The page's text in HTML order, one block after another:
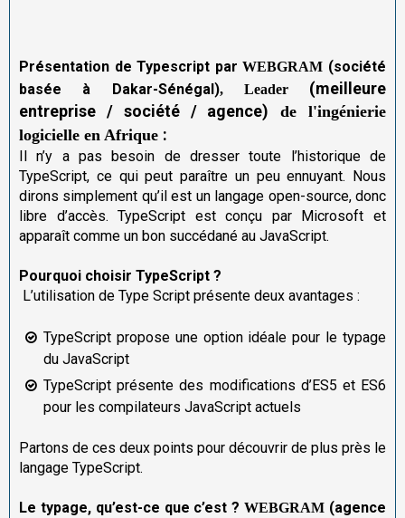
Présentation de Typescript parWEBGRAM (société
basée à Dakar-Sénégal), Leader (meilleure
entreprise / société / agence) de l'ingénierie
logicielle en Afrique :
Il n’y a pas besoin de dresser toute l’historique de
TypeScript, ce qui peut paraître un peu ennuyant. Nous
dirons simplement qu’il est un langage open-source, donc
libre d’accès. TypeScript est conçu par Microsoft et
apparaît comme un bon succédané au JavaScript.
Pourquoi choisir TypeScript ?
L’utilisation de Type Script présente deux avantages :
TypeScript propose une option idéale pour le typage
du JavaScript
TypeScript présente des modifications d’ES5 et ES6
pour les compilateurs JavaScript actuels
Partons de ces deux points pour découvrir de plus près le
langage TypeScript.
Le typage, qu’est-ce que c’est ?WEBGRAM (agence